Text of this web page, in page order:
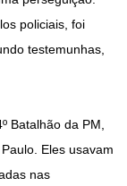
policiais, foi
testemunhas,
Batalhão da PM,
Eles usavam
nas